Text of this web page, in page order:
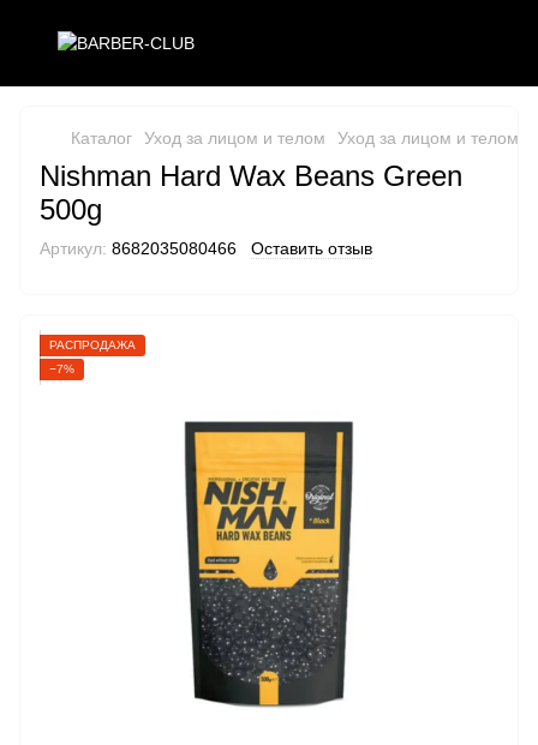
Каталог Уход за лицом и телом Уход за лицом и телом
Nishman Hard Wax Beans Green
500g
Артикул: 8682035080466 Оставить отзыв
РАСПРОДАЖА
−7%